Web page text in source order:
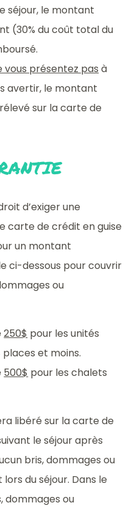
séjour, le montant
(30% du coût total du
vous présentez pas à
avertir, le montant
sur la carte de
d’exiger une
carte de crédit en guise
un montant
ci-dessous pour couvrir
ou
250$ pour les unités
et moins.
500$ pour les chalets
libéré sur la carte de
le séjour après
bris, dommages ou
du séjour. Dans le
dommages ou